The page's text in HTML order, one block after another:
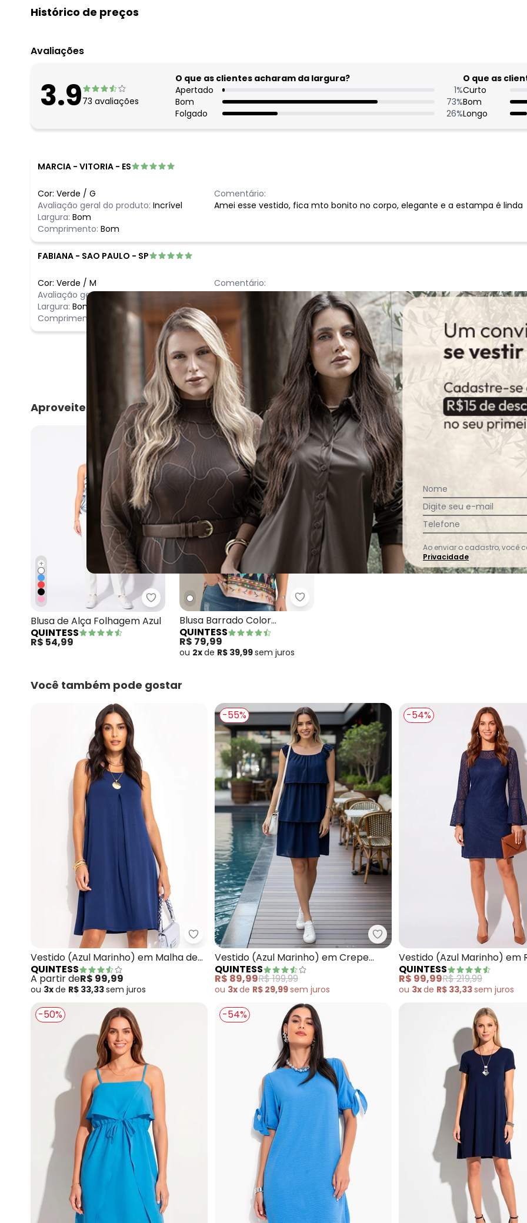
Histórico de preços
agosto/2026
maio/2026
abril/2026
fevereiro/2026
Avaliações
3.973 avaliações
O que as clientes acharam da largura?
Apertado
1%
Bom
73%
Folgado
26%
O que as
Curto
Bom
Longo
MARCIA - VITORIA - ES
Cor: Verde / G
Avaliação geral do produto: Incrível
Largura: Bom
Comprimento: Bom
Comentário:
Amei esse vestido, fica mto bonito no corpo, elegante e a estampa é linda
FABIANA - SAO PAULO - SP
Cor: Verde / M
Avaliação geral do produto: Incrível
Largura: Bom
Comprimento:
Comentário:
Igual a foto, mas preferi trocar, pois achei que já tinha um parecido.
Ver todas as avaliações
Aproveite e compre junto
+
Quintess - Blusa de Alça Folhagem Azul
Blusa de Alça Folhagem Azul
QUINTESS
R$ 54,99
Quintess - Blusa Barrado Color Alongada
Blusa Barrado Color
Alongada
QUINTESS
R$ 79,99
ou 2xde R$ 39,99sem juros
Você também pode gostar
Quintess - Vestido (Azul Marinho) em Malha de Viscose
Vestido (Azul Marinho) em Malha de
Viscose
QUINTESS
A partir deR$ 99,99
ou 3xde R$ 33,33sem juros
-55%
Quintess - Vestido (Azul
Vestido (Azul Marinho) em Crepe
Plano
QUINTESS
R$ 89,99R$ 199,99
ou 3xde R$ 29,99sem juros
-54%
Vestido (Azul Marinho) em
QUINTESS
R$ 99,99R$ 219,99
ou 3xde R$ 33,33sem juros
-50% -54%
Nome
Digite seu e-mail
Telefone
Ao enviar o cadastro, você
Privacidade